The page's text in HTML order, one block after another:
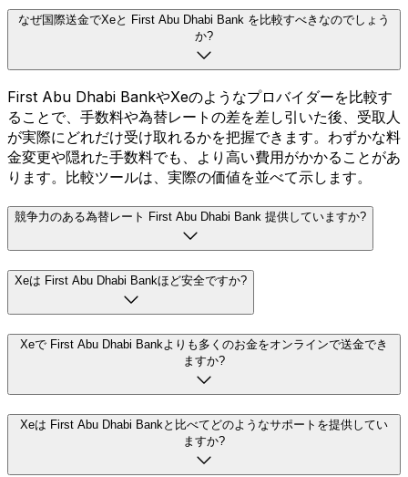
なぜ国際送金でXeと First Abu Dhabi Bank を比較すべきなのでしょう
か?
First Abu Dhabi BankやXeのようなプロバイダーを比較す
ることで、手数料や為替レートの差を差し引いた後、受取人
が実際にどれだけ受け取れるかを把握できます。わずかな料
金変更や隠れた手数料でも、より高い費用がかかることがあ
ります。比較ツールは、実際の価値を並べて示します。
競争力のある為替レート First Abu Dhabi Bank 提供していますか?
Xeは First Abu Dhabi Bankほど安全ですか?
Xeで First Abu Dhabi Bankよりも多くのお金をオンラインで送金でき
ますか?
Xeは First Abu Dhabi Bankと比べてどのようなサポートを提供してい
ますか?